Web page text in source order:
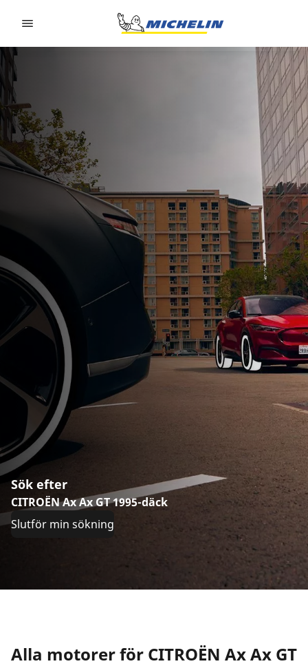
Sök efter
CITROËN Ax Ax GT 1995-däck
Slutför min sökning
Alla motorer för CITROËN Ax Ax GT